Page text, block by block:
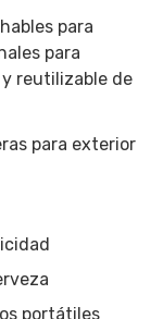
para
para
reutilizable de
para exterior
portátiles